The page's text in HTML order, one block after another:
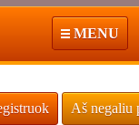
MENU
Aš negaliu